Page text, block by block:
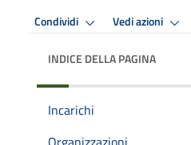
Condividi Vedi azioni
INDICE DELLA PAGINA
Incarichi